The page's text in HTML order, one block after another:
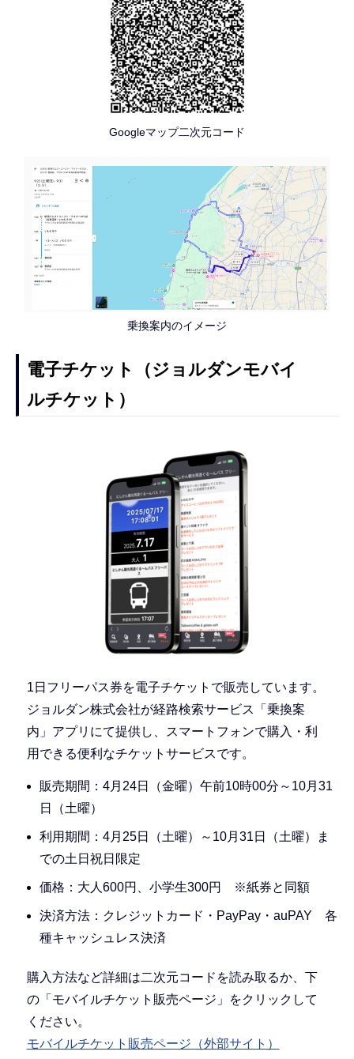
Googleマップ二次元コード
乗換案内のイメージ
電子チケット（ジョルダンモバイ
ルチケット）
1日フリーパス券を電子チケットで販売しています。
ジョルダン株式会社が経路検索サービス「乗換案
内」アプリにて提供し、スマートフォンで購入・利
用できる便利なチケットサービスです。
販売期間：4月24日（金曜）午前10時00分～10月31
日（土曜）
利用期間：4月25日（土曜）～10月31日（土曜）ま
での土日祝日限定
価格：大人600円、小学生300円 ※紙券と同額
決済方法：クレジットカード・PayPay・auPAY 各
種キャッシュレス決済
購入方法など詳細は二次元コードを読み取るか、下
の「モバイルチケット販売ページ」をクリックして
ください。
モバイルチケット販売ページ（外部サイト）